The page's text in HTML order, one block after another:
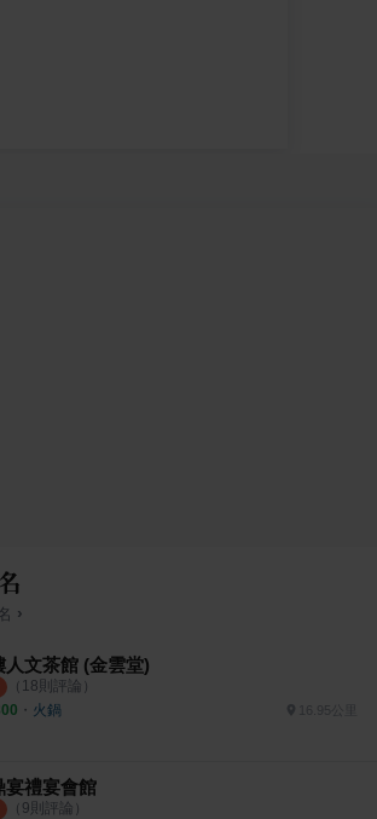
›
人文茶館 (金雲堂)
（ 18則評論）
・ 火鍋 16.95公里
宴禮宴會館
（ 9則評論）